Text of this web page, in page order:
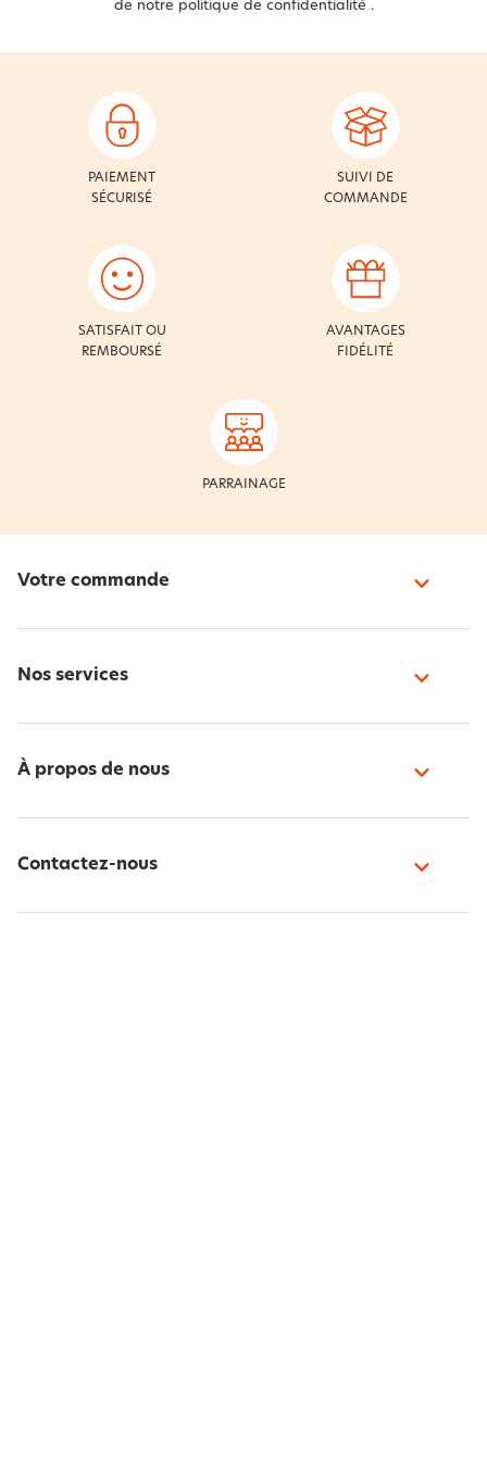
de notre politique de confidentialité .
PAIEMENT
SÉCURISÉ
SUIVI DE
COMMANDE
SATISFAIT OU
REMBOURSÉ
AVANTAGES
FIDÉLITÉ
PARRAINAGE
Votre commande
Nos services
À propos de nous
Contactez-nous